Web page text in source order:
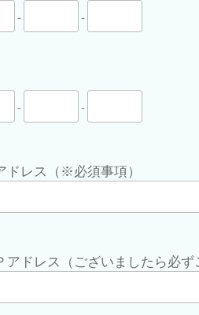
-
-
-
-
ドレス（※必須事項）
アドレス（ございましたら必ず